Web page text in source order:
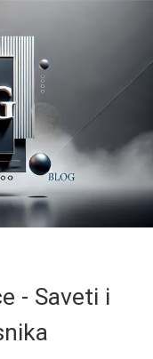
- Saveti i